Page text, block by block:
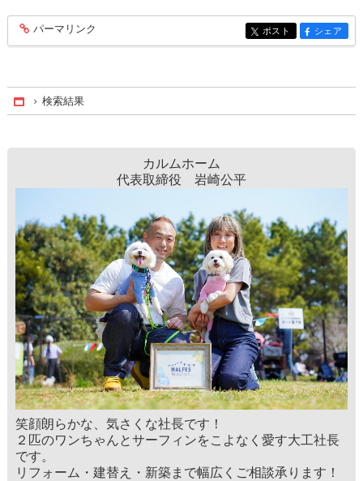
entry506
パーマリンク entry506
ポスト entry506
シェア
Home
検索結果
カルムホーム
代表取締役 岩崎公平
笑顔朗らかな、気さくな社長です！
２匹のワンちゃんとサーフィンをこよなく愛す大工社長
です。
リフォーム・建替え・新築まで幅広くご相談承ります！